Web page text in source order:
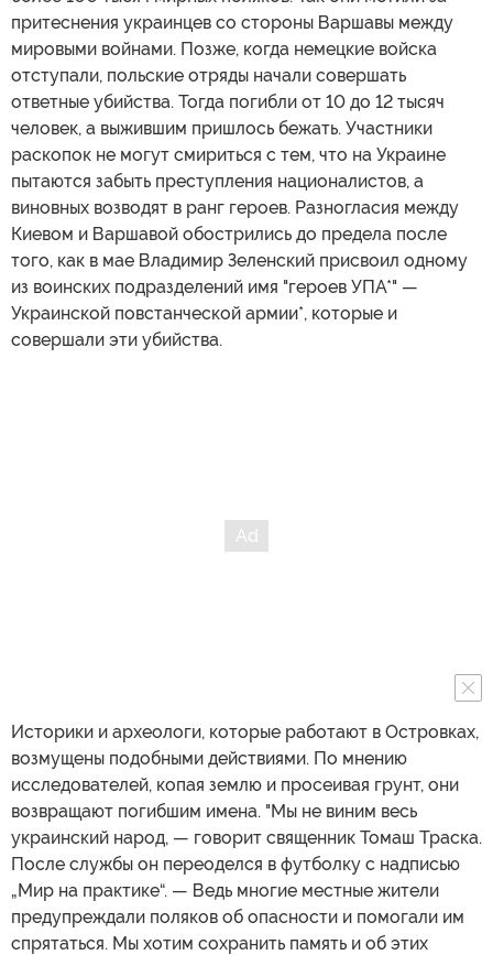
притеснения украинцев со стороны Варшавы между
мировыми войнами. Позже, когда немецкие войска
отступали, польские отряды начали совершать
ответные убийства. Тогда погибли от 10 до 12 тысяч
человек, а выжившим пришлось бежать. Участники
раскопок не могут смириться с тем, что на Украине
пытаются забыть преступления националистов, а
виновных возводят в ранг героев. Разногласия между
Киевом и Варшавой обострились до предела после
того, как в мае Владимир Зеленский присвоил одному
из воинских подразделений имя "героев УПА*" —
Украинской повстанческой армии*, которые и
совершали эти убийства.
Историки и археологи, которые работают в Островках,
возмущены подобными действиями. По мнению
исследователей, копая землю и просеивая грунт, они
возвращают погибшим имена. "Мы не виним весь
украинский народ, — говорит священник Томаш Траска.
После службы он переоделся в футболку с надписью
„Мир на практике“. — Ведь многие местные жители
предупреждали поляков об опасности и помогали им
спрятаться. Мы хотим сохранить память и об этих